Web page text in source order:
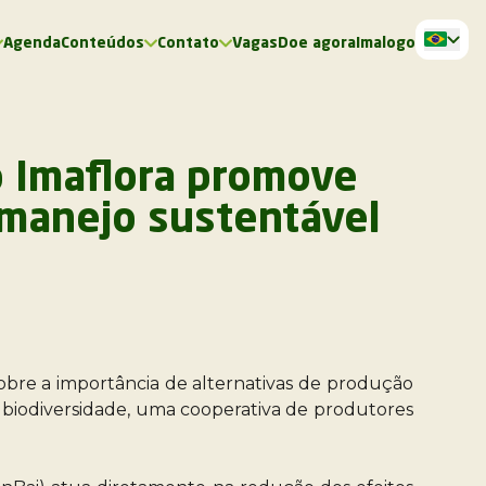
AgendaConteúdos Contato VagasDoe agora Imalogo
promove
sustentável
a importância de alternativas de produção
biodiversidade, uma cooperativa de produtores